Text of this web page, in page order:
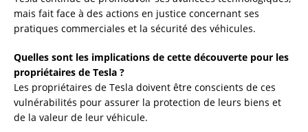
mais fait face à des actions en justice concernant ses
pratiques commerciales et la sécurité des véhicules.
Quelles sont les implications de cette découverte pour les
propriétaires de Tesla ?
Les propriétaires de Tesla doivent être conscients de ces
vulnérabilités pour assurer la protection de leurs biens et
de la valeur de leur véhicule.